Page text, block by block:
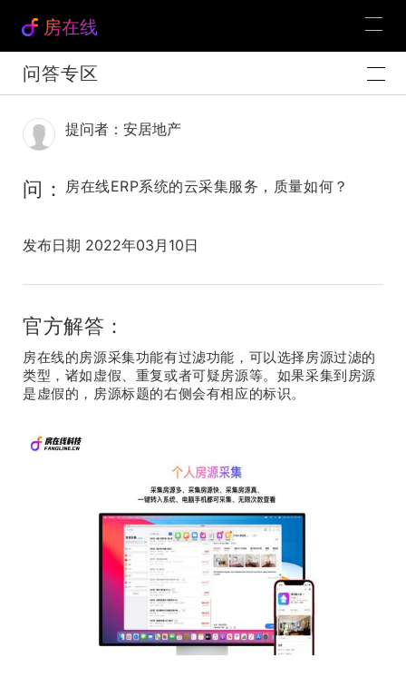
房在线
问答专区
提问者：安居地产
问： 房在线ERP系统的云采集服务，质量如何？
发布日期 2022年03月10日
官方解答：
房在线的房源采集功能有过滤功能，可以选择房源过滤的
类型，诸如虚假、重复或者可疑房源等。如果采集到房源
是虚假的，房源标题的右侧会有相应的标识。